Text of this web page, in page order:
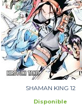
SHAMAN KING 12
Disponible